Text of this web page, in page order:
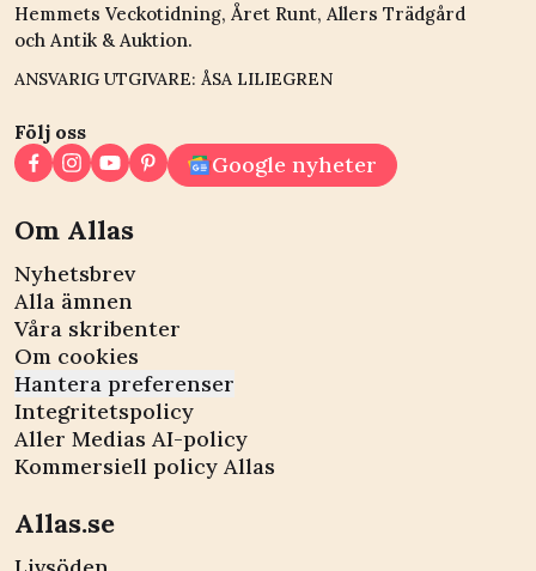
Hemmets Veckotidning, Året Runt, Allers Trädgård
och Antik & Auktion.
ANSVARIG UTGIVARE: ÅSA LILIEGREN
Följ oss
Google nyheter
Om Allas
Nyhetsbrev
Alla ämnen
Våra skribenter
Om cookies
Hantera preferenser
Integritetspolicy
Aller Medias AI-policy
Kommersiell policy Allas
Allas.se